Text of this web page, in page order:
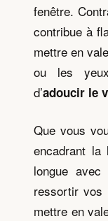
fenêtre.
contribue à
mettre en
ou les
d’adoucir le
Que vous
encadrant
longue
ressortir vos
mettre en